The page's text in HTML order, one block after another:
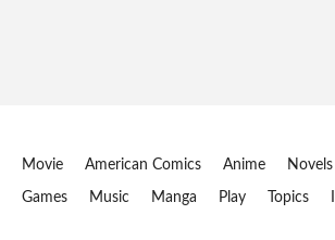
Movie American Comics Anime Novels
Games Music Manga Play Topics